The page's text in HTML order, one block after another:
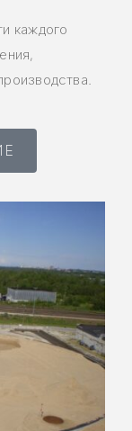
каждого